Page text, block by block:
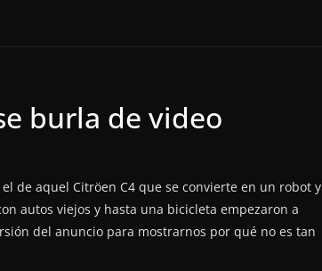
burla de video
de aquel Citröen C4 que se convierte en un robot y
autos viejos y hasta una bicicleta empezaron a
del anuncio para mostrarnos por qué no es tan